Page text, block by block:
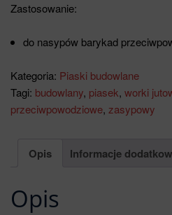
Zastosowanie:
do nasypów barykad
Kategoria: Piaski budowlane
Tagi: budowlany, piasek, worki
przeciwpowodziowe, zasypowy
Opis Informacje
Opis